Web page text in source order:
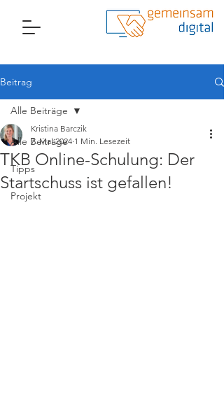
Beitrag
Alle Beiträge
Tipps
Projekt
Alle Beiträge
TKB Online-Schulung: Der
Startschuss ist gefallen!
Kristina Barczik
7. Mai 2024 1 Min. Lesezeit